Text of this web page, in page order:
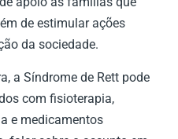
de estimular ações
da sociedade.
a Síndrome de Rett pode
com fisioterapia,
e medicamentos